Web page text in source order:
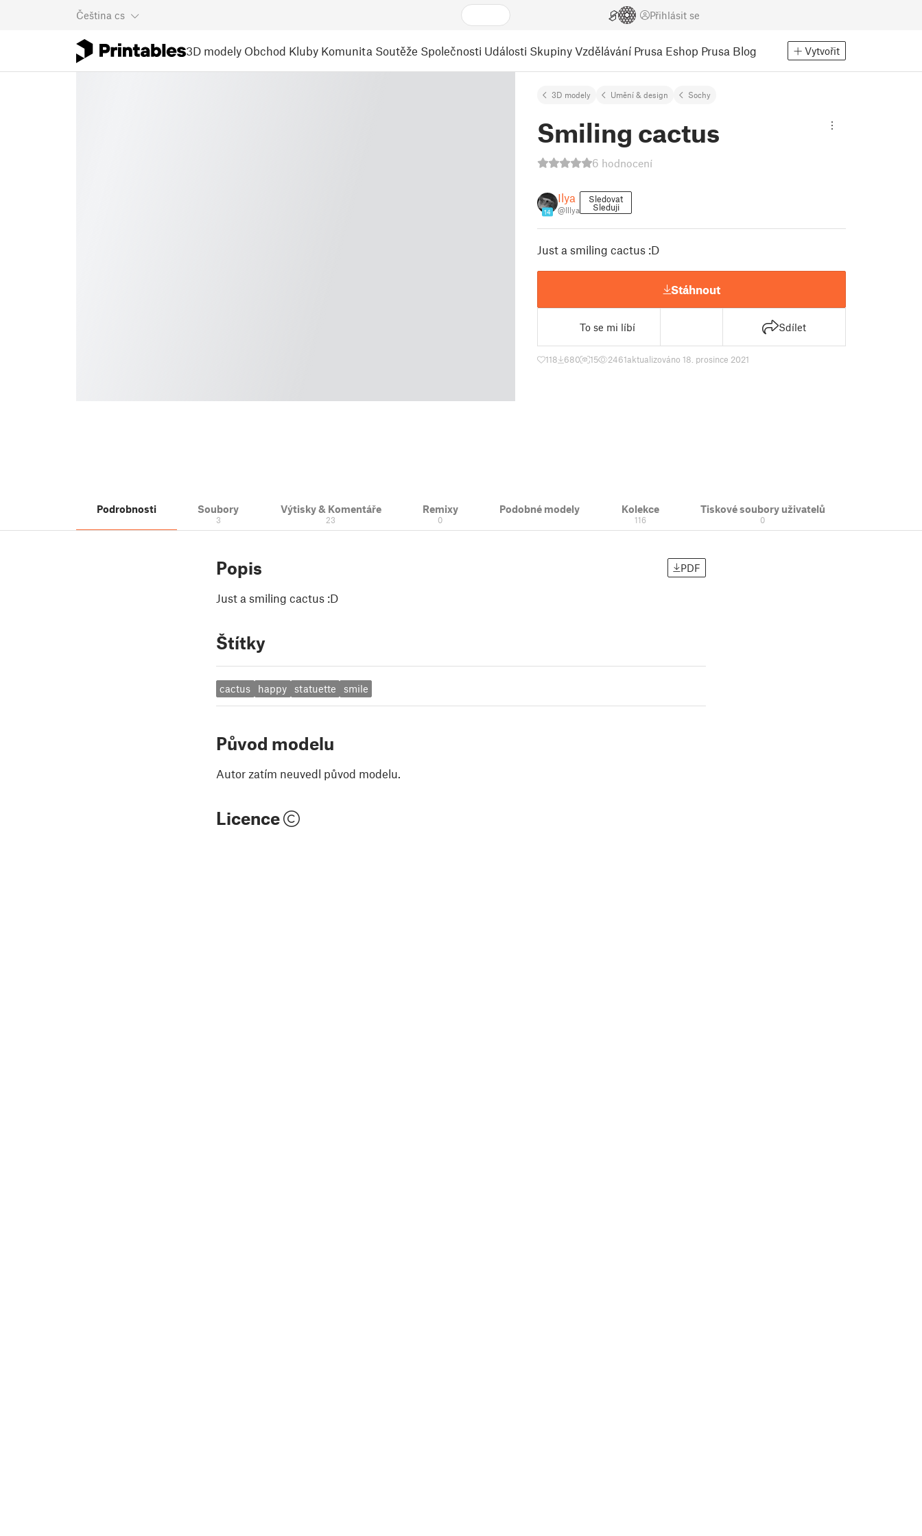
Čeština cs Přihlásit se
3D modely Obchod Kluby Komunita Soutěže Společnosti Události Skupiny Vzdělávání Prusa Eshop Prusa Blog Vytvořit
3D modely Umění & design Sochy
Smiling cactus
6 hodnocení
14
Ilya
@Illya
Sledovat
Sleduji
Just a smiling cactus :D
Stáhnout
To se mi líbí Sdílet
118 680 15 2461aktualizováno 18. prosince 2021
Podrobnosti Soubory
3
Výtisky & Komentáře
23
Remixy
0
Podobné modely Kolekce
116
Tiskové soubory uživatelů
0
Popis PDF
Just a smiling cactus :D
Štítky
cactus happy statuette smile
Původ modelu
Autor zatím neuvedl původ modelu.
Licence